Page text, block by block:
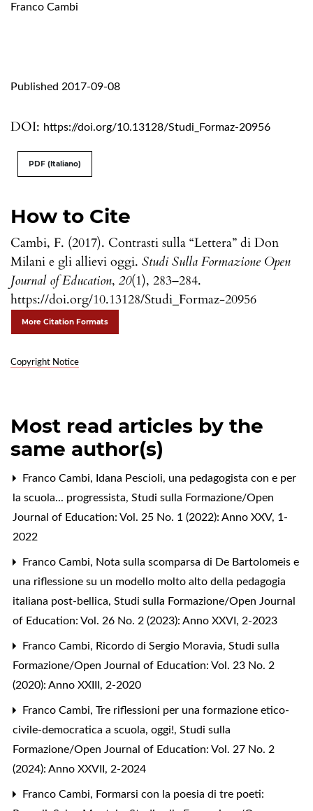
Franco Cambi
DOI: https://doi.org/10.13128/Studi_Formaz-20956
Published 2017-09-08
How to Cite
Cambi, F. (2017). Contrasti sulla “Lettera” di Don
Milani e gli allievi oggi. Studi Sulla Formazione Open
Journal of Education, 20(1), 283–284.
https://doi.org/10.13128/Studi_Formaz-20956
More Citation Formats
Copyright Notice
PDF (Italiano)
Most read articles by the
same author(s)
Franco Cambi, Idana Pescioli, una pedagogista con e per
la scuola... progressista, Studi sulla Formazione/Open
Journal of Education: Vol. 25 No. 1 (2022): Anno XXV, 1-
2022
Franco Cambi, Nota sulla scomparsa di De Bartolomeis e
una riflessione su un modello molto alto della pedagogia
italiana post-bellica, Studi sulla Formazione/Open Journal
of Education: Vol. 26 No. 2 (2023): Anno XXVI, 2-2023
Franco Cambi, Ricordo di Sergio Moravia, Studi sulla
Formazione/Open Journal of Education: Vol. 23 No. 2
(2020): Anno XXIII, 2-2020
Franco Cambi, Tre riflessioni per una formazione etico-
civile-democratica a scuola, oggi!, Studi sulla
Formazione/Open Journal of Education: Vol. 27 No. 2
(2024): Anno XXVII, 2-2024
Franco Cambi, Formarsi con la poesia di tre poeti: